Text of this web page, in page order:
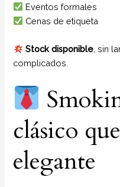
Eventos formales
Cenas de etiqueta
Stock disponible , sin
complicados.
clásico
elegante